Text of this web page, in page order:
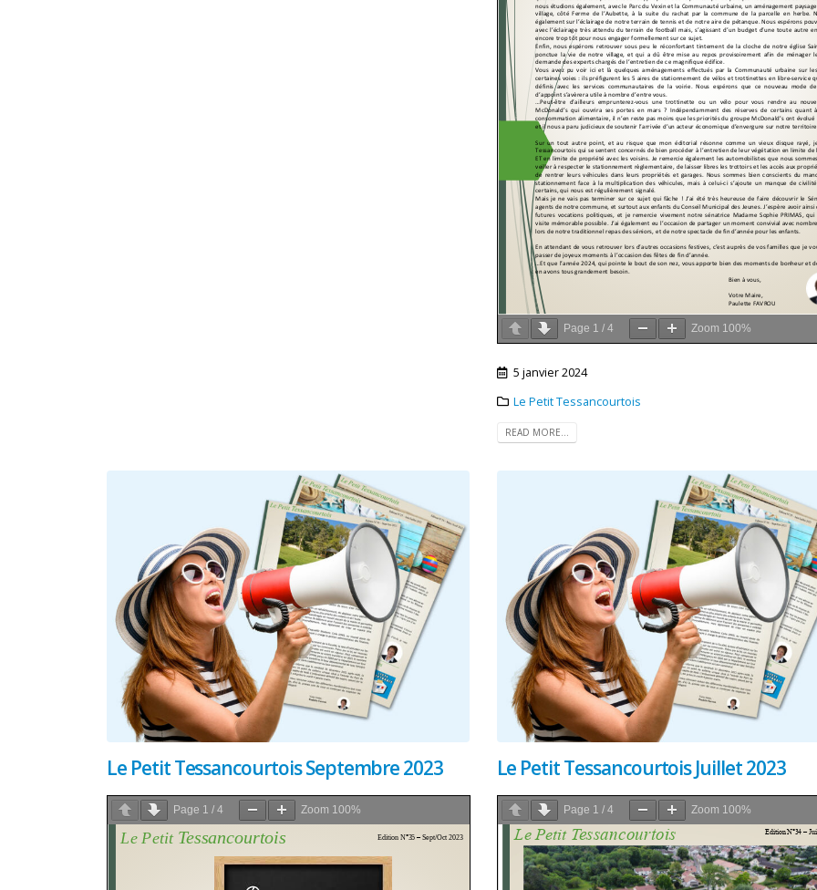
Page 1 / 4 Zoom 100%
5 janvier 2024
Le Petit Tessancourtois
READ MORE...
Le Petit Tessancourtois Septembre 2023
Page 1 / 4 Zoom 100%
Le Petit Tessancourtois Juillet 2023
Page 1 / 4 Zoom 100%